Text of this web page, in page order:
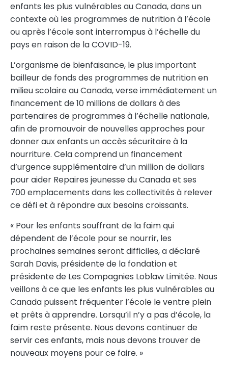
enfants les plus vulnérables auCanada, dans un
contexte où les programmes de nutrition à l’école
ou après l’école sont interrompus à l’échelle du
pays en raison de la COVID-19.
L’organisme de bienfaisance, le plus important
bailleur de fonds des programmes de nutrition en
milieu scolaire auCanada, verse immédiatement un
financement de 10 millions de dollars à des
partenaires de programmes à l’échelle nationale,
afin de promouvoir de nouvelles approches pour
donner aux enfants un accès sécuritaire à la
nourriture. Cela comprend un financement
d’urgence supplémentaire d’un million de dollars
pour aider Repaires jeunesse duCanadaet ses
700 emplacements dans les collectivités à relever
ce défi et à répondre aux besoins croissants.
« Pour les enfants souffrant de la faim qui
dépendent de l’école pour se nourrir, les
prochaines semaines seront difficiles, a déclaré
Sarah Davis, présidente de la fondation et
présidente de Les Compagnies Loblaw Limitée. Nous
veillons à ce que les enfants les plus vulnérables au
Canada puissent fréquenter l’école le ventre plein
et prêts à apprendre. Lorsqu’il n’y a pas d’école, la
faim reste présente. Nous devons continuer de
servir ces enfants, mais nous devons trouver de
nouveaux moyens pour ce faire. »